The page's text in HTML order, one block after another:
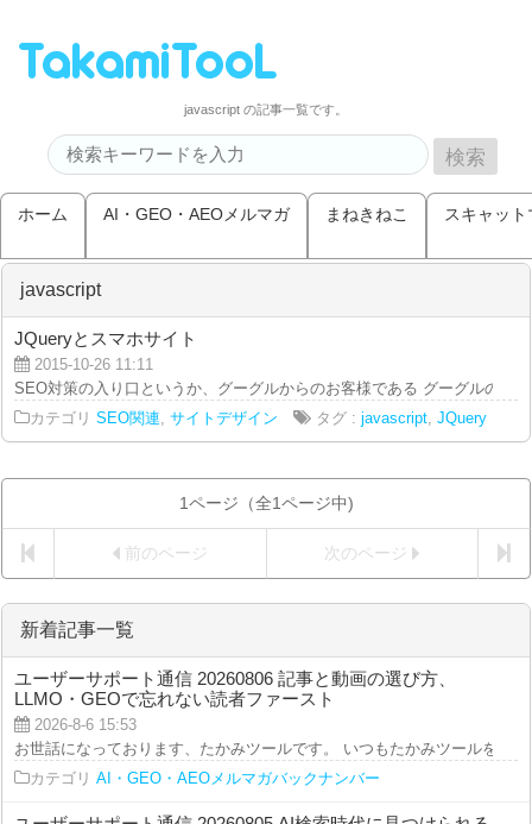
javascript の記事一覧です。
ホーム AI・GEO・AEOメルマガ まねきねこ スキャット
javascript
JQueryとスマホサイト
2015-10-26 11:11
SEO対策の入り口というか、グーグルからのお客様である グーグルの
カテゴリ SEO関連, サイトデザイン タグ : javascript, JQuery
1ページ（全1ページ中)
前のページ 次のページ
新着記事一覧
ユーザーサポート通信 20260806 記事と動画の選び方、
LLMO・GEOで忘れない読者ファースト
2026-8-6 15:53
お世話になっております、たかみツールです。 いつもたかみツールをご
カテゴリ AI・GEO・AEOメルマガバックナンバー